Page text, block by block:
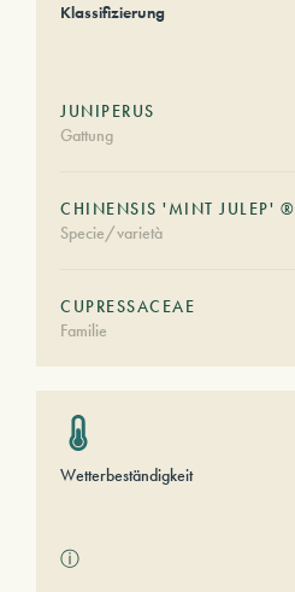
Klassifizierung
JUNIPERUS
Gattung
CHINENSIS 'MINT JULEP' ®
Specie/varietà
CUPRESSACEAE
Familie
Wetterbeständigkeit
ⓘ